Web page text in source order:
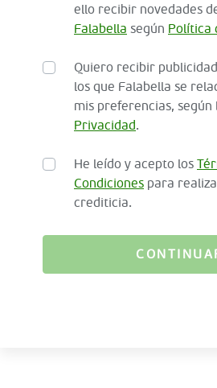
ello recibir novedades
Falabella según Política
Quiero recibir
los que Falabella se
mis preferencias, según
Privacidad.
He leído y acepto los
Condiciones para
crediticia.